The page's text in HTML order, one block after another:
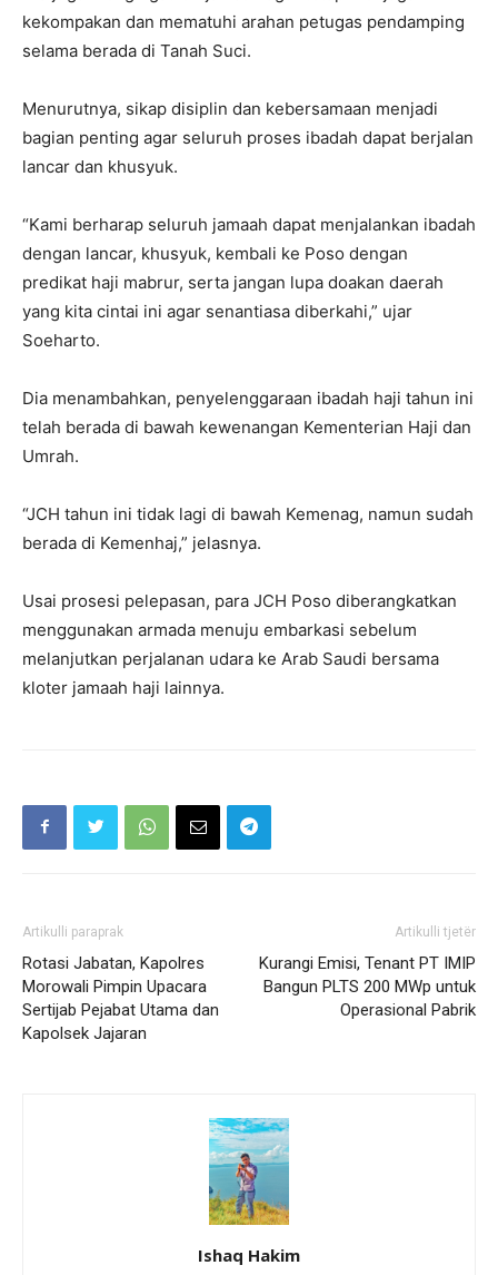
kekompakan dan mematuhi arahan petugas pendamping
selama berada di Tanah Suci.
Menurutnya, sikap disiplin dan kebersamaan menjadi
bagian penting agar seluruh proses ibadah dapat berjalan
lancar dan khusyuk.
“Kami berharap seluruh jamaah dapat menjalankan ibadah
dengan lancar, khusyuk, kembali ke Poso dengan
predikat haji mabrur, serta jangan lupa doakan daerah
yang kita cintai ini agar senantiasa diberkahi,” ujar
Soeharto.
Dia menambahkan, penyelenggaraan ibadah haji tahun ini
telah berada di bawah kewenangan Kementerian Haji dan
Umrah.
“JCH tahun ini tidak lagi di bawah Kemenag, namun sudah
berada di Kemenhaj,” jelasnya.
Usai prosesi pelepasan, para JCH Poso diberangkatkan
menggunakan armada menuju embarkasi sebelum
melanjutkan perjalanan udara ke Arab Saudi bersama
kloter jamaah haji lainnya.
Artikulli paraprak
Rotasi Jabatan, Kapolres
Morowali Pimpin Upacara
Sertijab Pejabat Utama dan
Kapolsek Jajaran
Artikulli tjetër
Kurangi Emisi, Tenant PT IMIP
Bangun PLTS 200 MWp untuk
Operasional Pabrik
Ishaq Hakim